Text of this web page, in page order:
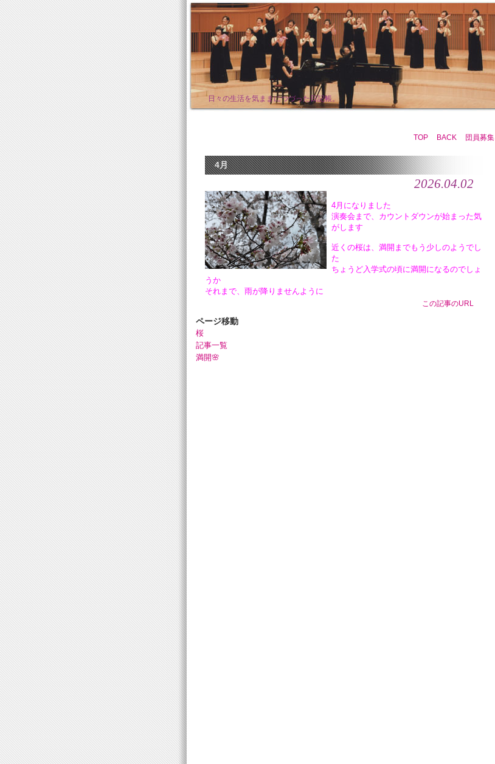
日々の生活を気ままにつづった日記帳。
TOP BACK 団員募集
4月
2026.04.02
4月になりました
演奏会まで、カウントダウンが始まった気
がします
近くの桜は、満開までもう少しのようでし
た
ちょうど入学式の頃に満開になるのでしょ
うか
それまで、雨が降りませんように
この記事のURL
ページ移動
桜
記事一覧
満開🌸